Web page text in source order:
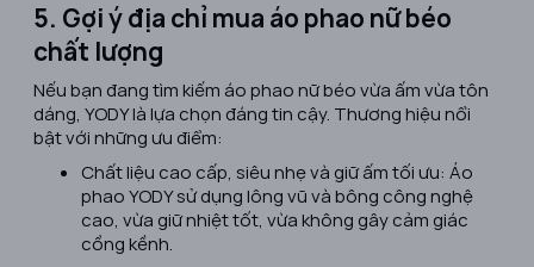
5. Gợi ý địa chỉ mua áo phao nữ béo
chất lượng
Nếu bạn đang tìm kiếm áo phao nữ béo vừa ấm vừa tôn
dáng, YODY là lựa chọn đáng tin cậy. Thương hiệu nổi
bật với những ưu điểm:
Chất liệu cao cấp, siêu nhẹ và giữ ấm tối ưu: Áo
phao YODY sử dụng lông vũ và bông công nghệ
cao, vừa giữ nhiệt tốt, vừa không gây cảm giác
cồng kềnh.